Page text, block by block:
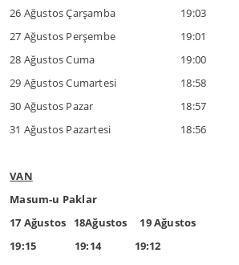
26 Ağustos Çarşamba
19:03
27 Ağustos Perşembe
19:01
28 Ağustos Cuma
19:00
29 Ağustos Cumartesi
18:58
30 Ağustos Pazar
18:57
31 Ağustos Pazartesi
18:56
VAN
Masum-u Paklar
17 Ağustos 18Ağustos 19 Ağustos
19:15 19:14 19:12